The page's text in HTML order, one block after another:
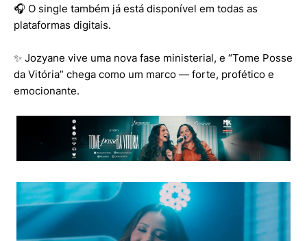
🎧 O single também já está disponível em todas as
plataformas digitais.
✨ Jozyane vive uma nova fase ministerial, e “Tome Posse
da Vitória” chega como um marco — forte, profético e
emocionante.